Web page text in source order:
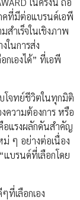
คที่มีต่อแบรนด์เอพี
สำเร็จในเชิงภาพ
ในการส่ง
เองได้” ที่เอพี
โจทย์ชีวิตในทุกมิติ
วามต้องการ หรือ
อแรงผลักดันสำคัญ
ๆ อย่างต่อเนื่อง
แบรนด์ที่เลือกโดย
ที่เลือกเอง